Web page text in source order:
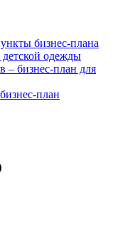
бизнес-плана
детской одежды
– бизнес-план для
план